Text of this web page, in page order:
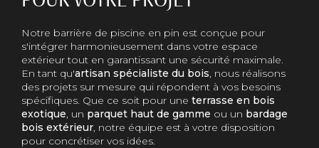
Notre barrière de piscine en pin est conçue pour
s'intégrer harmonieusement dans votre espace
extérieur tout en garantissant une sécurité maximale.
En tant qu'artisan spécialiste du bois, nous réalisons
des projets sur mesure qui répondent à vos besoins
spécifiques. Que ce soit pour une terrasse en bois
exotique, un parquet haut de gamme ou un bardage
bois extérieur, notre équipe est à votre disposition
pour concrétiser vos idées.